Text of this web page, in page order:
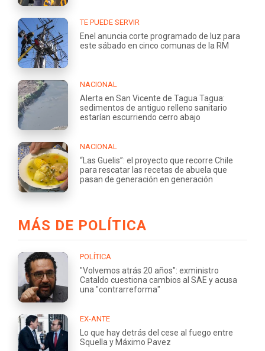
TE PUEDE SERVIR
Enel anuncia corte programado de luz para
este sábado en cinco comunas de la RM
NACIONAL
Alerta en San Vicente de Tagua Tagua:
sedimentos de antiguo relleno sanitario
estarían escurriendo cerro abajo
NACIONAL
“Las Guelis”: el proyecto que recorre Chile
para rescatar las recetas de abuela que
pasan de generación en generación
MÁS DE POLÍTICA
POLÍTICA
"Volvemos atrás 20 años": exministro
Cataldo cuestiona cambios al SAE y acusa
una "contrarreforma"
EX-ANTE
Lo que hay detrás del cese al fuego entre
Squella y Máximo Pavez